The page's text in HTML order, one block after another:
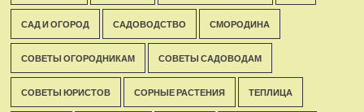
САД И ОГОРОД САДОВОДСТВО СМОРОДИНА
СОВЕТЫ ОГОРОДНИКАМ СОВЕТЫ САДОВОДАМ
СОВЕТЫ ЮРИСТОВ СОРНЫЕ РАСТЕНИЯ ТЕПЛИЦА